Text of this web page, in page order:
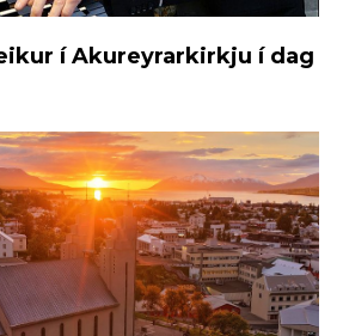
í Akureyrarkirkju í dag